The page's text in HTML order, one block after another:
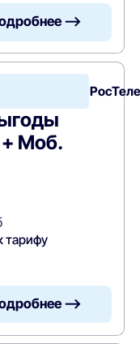
—>
+ Моб.
тарифу
—>